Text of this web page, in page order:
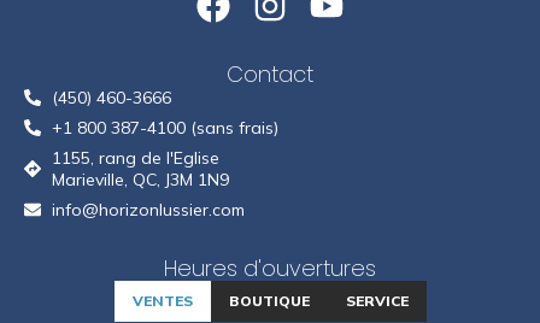
Heures d'ouvertures
VENTES BOUTIQUE SERVICE
Contact
(450) 460-3666
+1 800 387-4100 (sans frais)
1155, rang de l'Eglise
Marieville, QC, J3M 1N9
info@horizonlussier.com